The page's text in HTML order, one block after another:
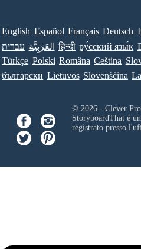
English Español Français Deutsch
עברית العَرَبِيَّة हिन्दी ру́сский язы́к
Türkçe Polski Româna Ceština
български Lietuvos Slovenščina
© 2026 - Clever
StoryboardThat è
registrato presso